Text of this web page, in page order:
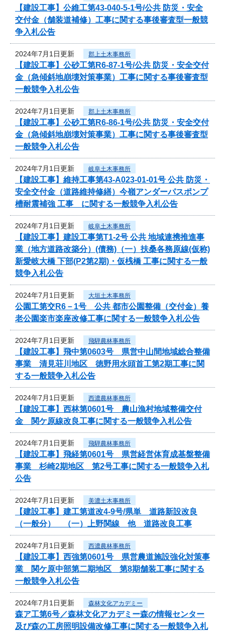
【建設工事】公維工第43-040-5-1号/公共 防災・安全
交付金（舗装道補修）工事に関する事後審査型一般競
争入札公告
2024年7月1日更新 郡上土木事務所
【建設工事】公砂工第R6-87-1号/公共 防災・安全交付
金（急傾斜地崩壊対策事業）工事に関する事後審査型
一般競争入札公告
2024年7月1日更新 郡上土木事務所
【建設工事】公砂工第R6-86-1号/公共 防災・安全交付
金（急傾斜地崩壊対策事業）工事に関する事後審査型
一般競争入札公告
2024年7月1日更新 岐阜土木事務所
【建設工事】維持工事第43-A023-01-01号 公共 防災・
安全交付金（道路維持修繕）今嶺アンダーパスポンプ
槽耐震補強 工事 に関する一般競争入札公告
2024年7月1日更新 岐阜土木事務所
【建設工事】建設工事第T1-2号 公共 地域連携推進事
業（地方道路改築分）(債務)（一）扶桑各務原線(仮称)
新愛岐大橋 下部(P2第2期)・仮桟橋 工事に関する一般
競争入札公告
2024年7月1日更新 大垣土木事務所
公園工第交R6－1号 公共 都市公園整備（交付金）養
老公園楽市楽座改修工事に関する一般競争入札公告
2024年7月1日更新 飛騨農林事務所
【建設工事】飛中第0603号 県営中山間地域総合整備
事業 清見荘川地区 徳野用水頭首工第2期工事に関
する一般競争入札公告
2024年7月1日更新 西濃農林事務所
【建設工事】西林第0601号 農山漁村地域整備交付
金 関ケ原線改良工事に関する一般競争入札公告
2024年7月1日更新 飛騨農林事務所
【建設工事】飛経第0601号 県営経営体育成基盤整備
事業 杉崎2期地区 第2号工事に関する一般競争入札
公告
2024年7月1日更新 美濃土木事務所
【建設工事】建工第道改4-9号/県単 道路新設改良
（一般分） （一）上野関線 他 道路改良工事
2024年7月1日更新 西濃農林事務所
【建設工事】西強第0601号 県営農道施設強化対策事
業 関ケ原中部第二期地区 第8期舗装工事に関する
一般競争入札公告
2024年7月1日更新 森林文化アカデミー
森ア工第6号／森林文化アカデミー森の情報センター
及び森の工房照明設備改修工事に関する一般競争入札